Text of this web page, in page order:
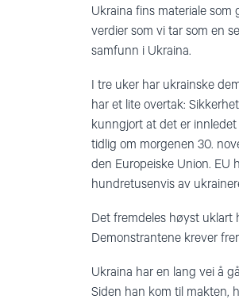
Ukraina fins materiale
verdier som vi tar som en
samfunn i Ukraina.
I tre uker har ukrainske
har et lite overtak:
kunngjort at det er
tidlig om morgenen 30.
den Europeiske Union. EU
hundretusenvis av
Det fremdeles høyst uklart
Demonstrantene krever
Ukraina har en lang vei å
Siden han kom til makten,